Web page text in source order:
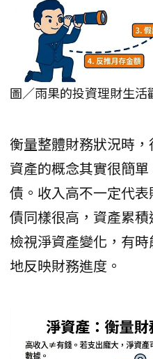
圖／雨果的投資理財生活
衡量整體財務狀況時
資產的概念其實很簡
債。收入高不一定代
債同樣很高，資產累
檢視淨資產變化，有
地反映財務進度。